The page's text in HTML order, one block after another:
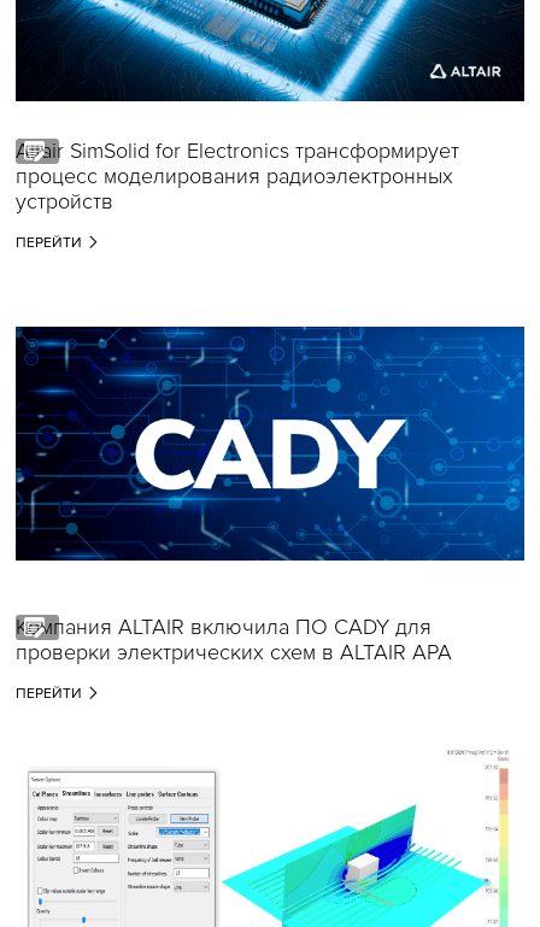
Altair SimSolid for Electronics трансформирует
процесс моделирования радиоэлектронных
устройств
ПЕРЕЙТИ
Компания ALTAIR включила ПО CADY для
проверки электрических схем в ALTAIR APA
ПЕРЕЙТИ